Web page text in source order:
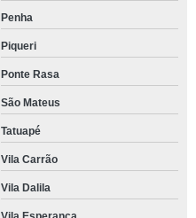
Penha
Piqueri
Ponte Rasa
São Mateus
Tatuapé
Vila Carrão
Vila Dalila